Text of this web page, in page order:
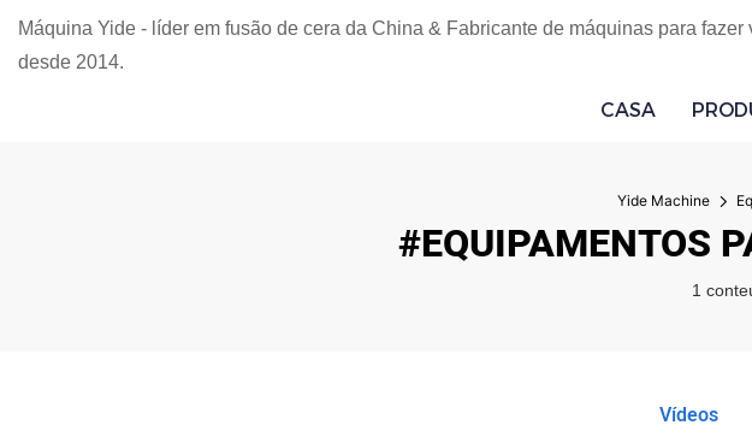
Máquina Yide - líder em fusão de cera da China & Fabricante de máquinas para fazer
desde 2014.
CASA
Yide Machine
#EQUIPAMENTOS
1
Vídeos